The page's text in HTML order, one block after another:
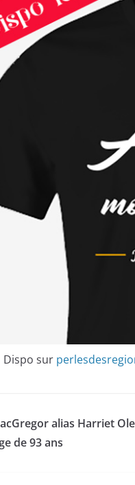
Dispo sur
alias Harriet
de 93 ans